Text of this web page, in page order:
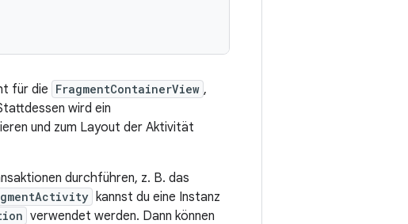
für die FragmentContainerView ,
wird ein
und zum Layout der Aktivität
durchführen, z. B. das
kannst du eine Instanz
verwendet werden. Dann können